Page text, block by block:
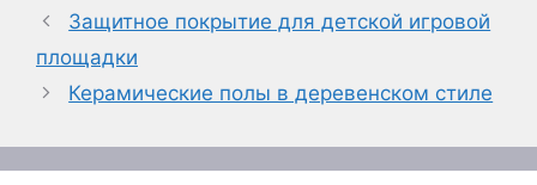
Защитное покрытие для детской игровой
площадки
Керамические полы в деревенском стиле